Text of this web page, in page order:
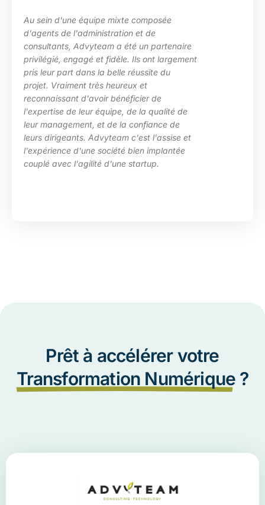
sein d'une équipe mixte composée
de l'administration et de
Advyteam a été un partenaire
engagé et fidèle. Ils ont largement
leur part dans la belle réussite du
Vraiment très heureux et
d'avoir bénéficier de
de leur équipe, de la qualité de
management, et de la confiance de
dirigeants. Advyteam c'est l'assise et
d'une société bien implantée
avec l'agilité d'une startup.
Prêt à accélérer votre
Transformation Numérique ?